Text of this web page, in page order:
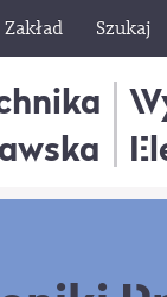
Zakład Szukaj